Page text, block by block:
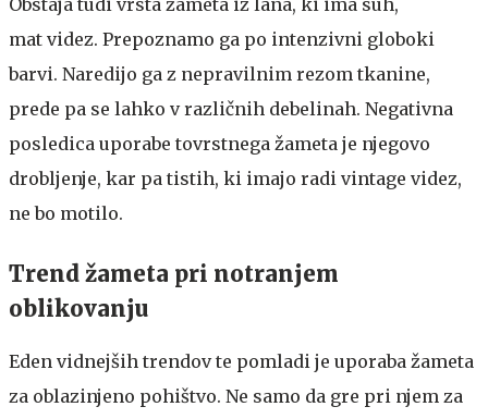
Obstaja tudi vrsta žameta iz lana, ki ima suh,
mat videz. Prepoznamo ga po intenzivni globoki
barvi. Naredijo ga z nepravilnim rezom tkanine,
prede pa se lahko v različnih debelinah. Negativna
posledica uporabe tovrstnega žameta je njegovo
drobljenje, kar pa tistih, ki imajo radi vintage videz,
ne bo motilo.
Trend žameta pri notranjem
oblikovanju
Eden vidnejših trendov te pomladi je uporaba žameta
za oblazinjeno pohištvo. Ne samo da gre pri njem za